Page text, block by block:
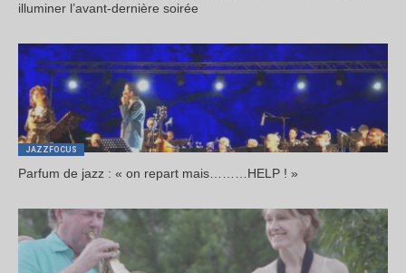
illuminer l’avant-dernière soirée
JAZZFOCUS
Parfum de jazz : « on repart mais………HELP ! »